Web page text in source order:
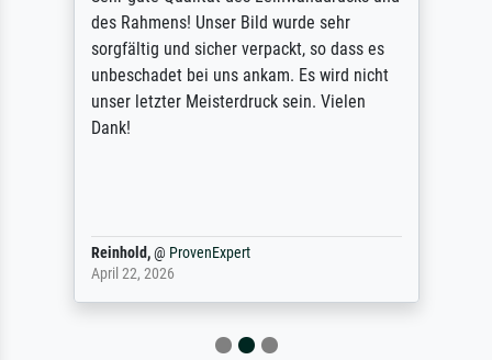
des Rahmens! Unser Bild wurde sehr
sorgfältig und sicher verpackt, so dass es
unbeschadet bei uns ankam. Es wird nicht
unser letzter Meisterdruck sein. Vielen
Dank!
Reinhold,@ ProvenExpert
April 22, 2026